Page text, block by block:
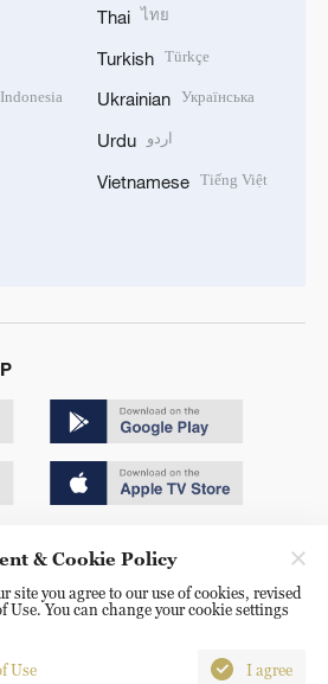
Thai ไทย
Turkish Türkçe
Ukrainian Українська
Urdu اردو
Vietnamese Tiếng Việt
号
010-85061466
& Cookie Policy
site you agree to our use of cookies, revised
Use. You can change your cookie settings
Use I agree